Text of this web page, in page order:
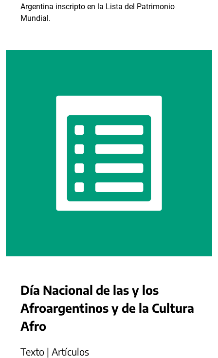
Argentina inscripto en la Lista del Patrimonio
Mundial.
Día Nacional de las y los
Afroargentinos y de la Cultura
Afro
Texto | Artículos